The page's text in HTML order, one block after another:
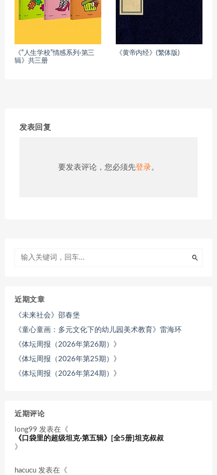
《“人生学校”情感系列·第三
辑》共三册
《黄帝内经》(繁体版)
发表回复
要发表评论，您必须先登录。
近期文章
《未来社会》邵春堡
《童心童画：多元文化下的幼儿园美术教育》雷海环
《体坛周报（2026年第26期）》
《体坛周报（2026年第25期）》
《体坛周报（2026年第24期）》
近期评论
long99 发表在《
《口袋里的超级坦克·第五辑》[全5册]坦克叔叔
》
hacucu 发表在《